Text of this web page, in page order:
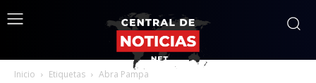
Inicio Etiquetas Abra Pampa